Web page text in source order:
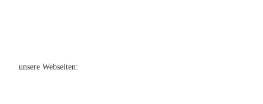
unsere Webseiten: